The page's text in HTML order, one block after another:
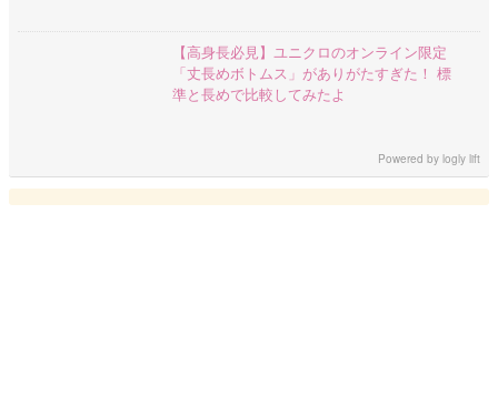
【高身長必見】ユニクロのオンライン限定
「丈長めボトムス」がありがたすぎた！ 標
準と長めで比較してみたよ
Powered bylogly lift